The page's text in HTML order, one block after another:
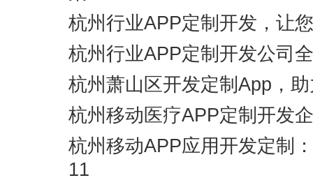
杭州行业APP定制开发，让
杭州行业APP定制开发公司
杭州萧山区开发定制App，
杭州移动医疗APP定制开发
杭州移动APP应用开发定制
11